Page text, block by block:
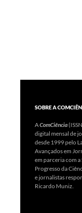
SOBRE A
AComCiência
digital mensal de
desde 1999 pelo
Avançados em
em parceria com
Progresso da
e jornalistas
Ricardo Muniz.